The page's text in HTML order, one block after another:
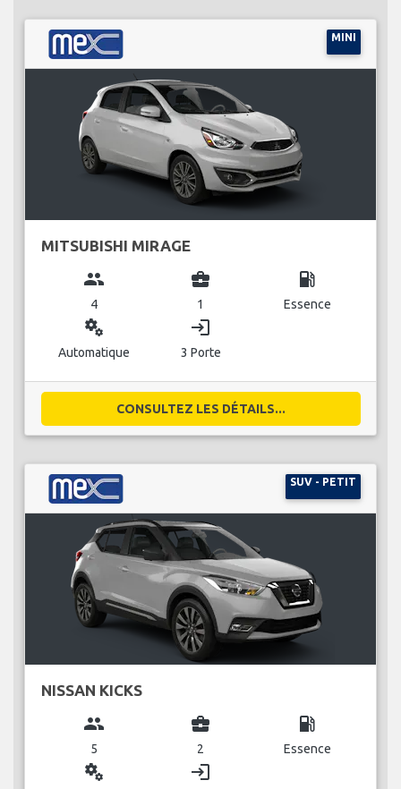
MINI
MITSUBISHI MIRAGE
group
4
business_center
1
local_gas_station
Essence
miscellaneous_services
Automatique
login
3 Porte
CONSULTEZ LES DÉTAILS...
SUV - PETIT
NISSAN KICKS
group
5
business_center
2
local_gas_station
Essence
miscellaneous_services login